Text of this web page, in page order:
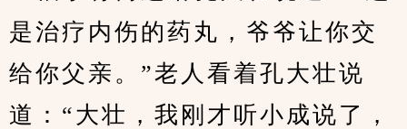
是治疗内伤的药丸，爷爷让你交
给你父亲。”老人看着孔大壮说
道：“大壮，我刚才听小成说了，